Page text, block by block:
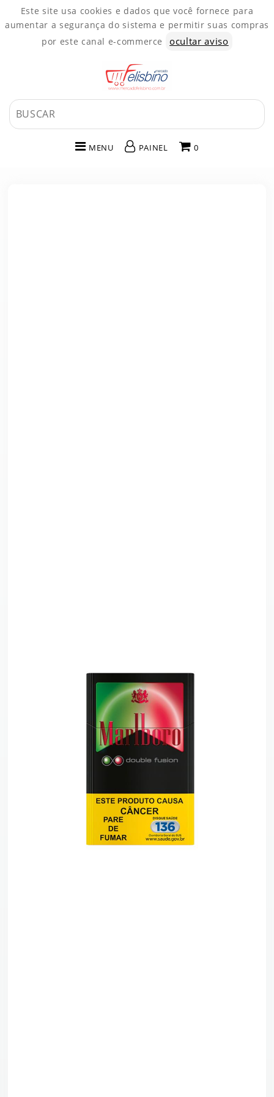
Este site usa cookies e dados que você fornece para
aumentar a segurança do sistema e permitir suas compras
por este canal e-commerce
MENU PAINEL 0